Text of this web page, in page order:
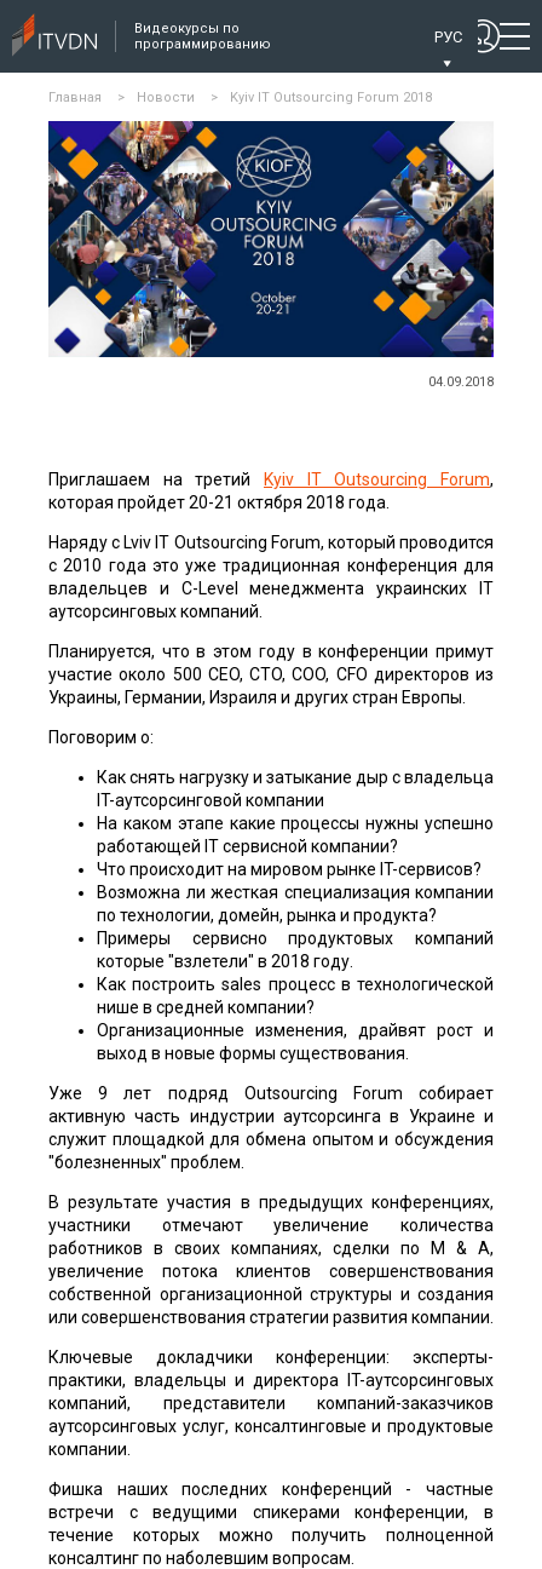
Видеокурсы по
программированию
РУС
Главная > Новости > Kyiv IT Outsourcing Forum 2018
04.09.2018
Приглашаем на третий Kyiv IT Outsourcing Forum,
которая пройдет 20-21 октября 2018 года.
Наряду с Lviv IT Outsourcing Forum, который проводится
с 2010 года это уже традиционная конференция для
владельцев и C-Level менеджмента украинских IT
аутсорсинговых компаний.
Планируется, что в этом году в конференции примут
участие около 500 CEO, CTO, COO, CFO директоров из
Украины, Германии, Израиля и других стран Европы.
Поговорим о:
Как снять нагрузку и затыкание дыр с владельца
IT-аутсорсинговой компании
На каком этапе какие процессы нужны успешно
работающей IT сервисной компании?
Что происходит на мировом рынке IT-сервисов?
Возможна ли жесткая специализация компании
по технологии, домейн, рынка и продукта?
Примеры сервисно продуктовых компаний
которые "взлетели" в 2018 году.
Как построить sales процесс в технологической
нише в средней компании?
Организационные изменения, драйвят рост и
выход в новые формы существования.
Уже 9 лет подряд Outsourcing Forum собирает
активную часть индустрии аутсорсинга в Украине и
служит площадкой для обмена опытом и обсуждения
"болезненных" проблем.
В результате участия в предыдущих конференциях,
участники отмечают увеличение количества
работников в своих компаниях, сделки по M & A,
увеличение потока клиентов совершенствования
собственной организационной структуры и создания
или совершенствования стратегии развития компании.
Ключевые докладчики конференции: эксперты-
практики, владельцы и директора IT-аутсорсинговых
компаний, представители компаний-заказчиков
аутсорсинговых услуг, консалтинговые и продуктовые
компании.
Фишка наших последних конференций - частные
встречи с ведущими спикерами конференции, в
течение которых можно получить полноценной
консалтинг по наболевшим вопросам.